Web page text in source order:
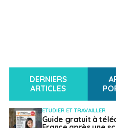
DERNIERS
ARTICLES
ETUDIER ET TRAVAILLER
Guide gratuit à